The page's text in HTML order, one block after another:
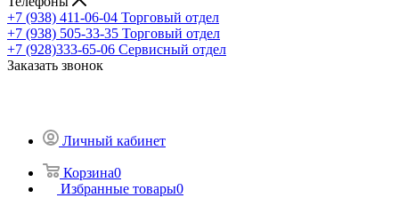
+7 (938) 411-06-04 Торговый отдел
+7 (938) 505-33-35 Торговый отдел
+7 (928)333-65-06 Сервисный отдел
Заказать звонок
Личный кабинет
Корзина0
Избранные товары0